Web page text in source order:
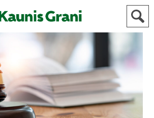
STADEN
AKTUELLT
IDROTT
KULTUR
HISTORIA